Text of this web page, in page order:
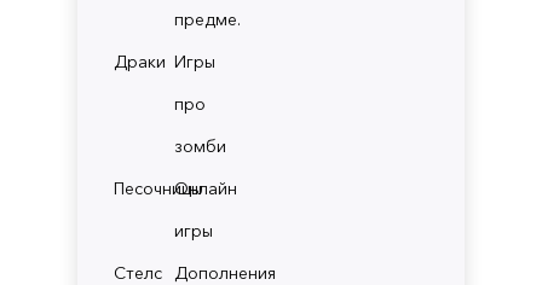
предме.
Драки Игры
про
зомби
ПесочницыОнлайн
игры
Стелс
Дополнения